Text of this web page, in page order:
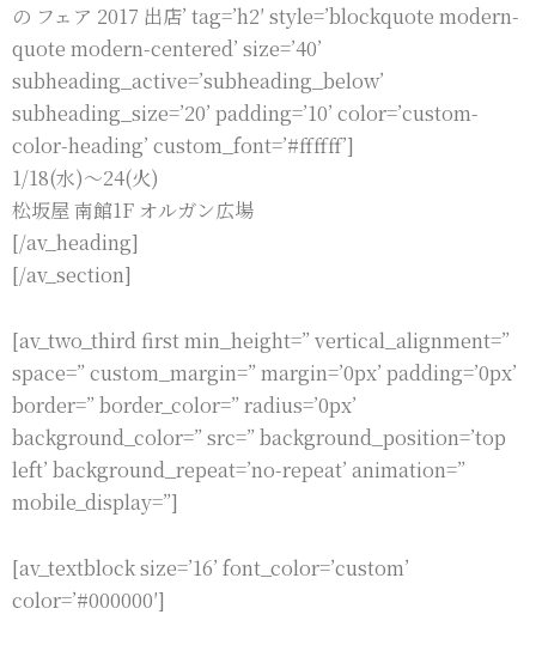
の フェア 2017 出店’ tag=’h2′ style=’blockquote modern-
quote modern-centered’ size=’40’
subheading_active=’subheading_below’
subheading_size=’20’ padding=’10’ color=’custom-
color-heading’ custom_font=’#ffffff’]
1/18(水)〜24(火)
松坂屋 南館1F オルガン広場
[/av_heading]
[/av_section]
[av_two_third first min_height=” vertical_alignment=”
space=” custom_margin=” margin=’0px’ padding=’0px’
border=” border_color=” radius=’0px’
background_color=” src=” background_position=’top
left’ background_repeat=’no-repeat’ animation=”
mobile_display=”]
[av_textblock size=’16’ font_color=’custom’
color=’#000000′]